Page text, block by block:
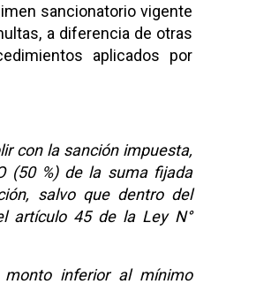
sancionatorio vigente
a diferencia de otras
aplicados por
con la sanción impuesta,
(50 %) de la suma fijada
salvo que dentro del
artículo 45 de la Ley N°
inferior al mínimo